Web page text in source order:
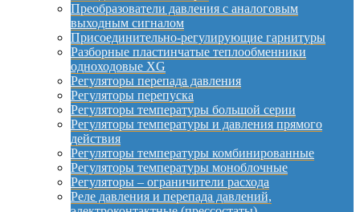
Преобразователи давления с аналоговым
выходным сигналом
Присоединительно-регулирующие гарнитуры
Разборные пластинчатые теплообменники
одноходовые XG
Регуляторы перепада давления
Регуляторы перепуска
Регуляторы температуры большой серии
Регуляторы температуры и давления прямого
действия
Регуляторы температуры комбинированные
Регуляторы температуры моноблочные
Регуляторы – ограничители расхода
Реле давления и перепада давлений,